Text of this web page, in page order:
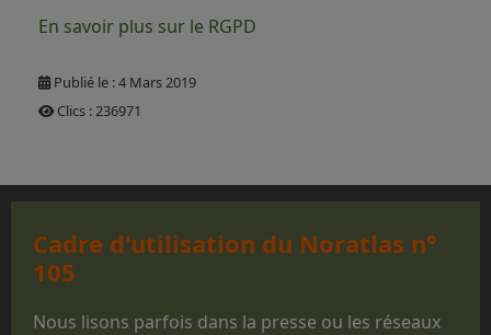
En savoir plus sur le RGPD
Publié le : 4 Mars 2019
Clics : 236971
Cadre d'utilisation du Noratlas n°
105
Nous lisons parfois dans la presse ou les réseaux